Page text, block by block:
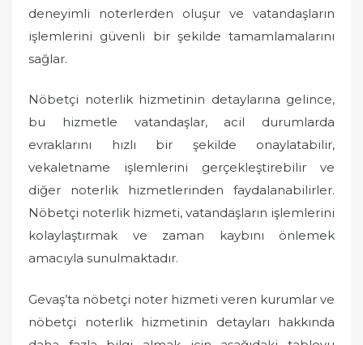
deneyimli noterlerden oluşur ve vatandaşların
işlemlerini güvenli bir şekilde tamamlamalarını
sağlar.
Nöbetçi noterlik hizmetinin detaylarına gelince,
bu hizmetle vatandaşlar, acil durumlarda
evraklarını hızlı bir şekilde onaylatabilir,
vekaletname işlemlerini gerçekleştirebilir ve
diğer noterlik hizmetlerinden faydalanabilirler.
Nöbetçi noterlik hizmeti, vatandaşların işlemlerini
kolaylaştırmak ve zaman kaybını önlemek
amacıyla sunulmaktadır.
Gevaş’ta nöbetçi noter hizmeti veren kurumlar ve
nöbetçi noterlik hizmetinin detayları hakkında